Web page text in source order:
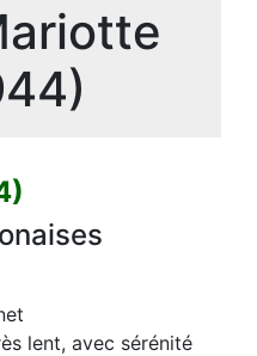
lent, avec sérénité